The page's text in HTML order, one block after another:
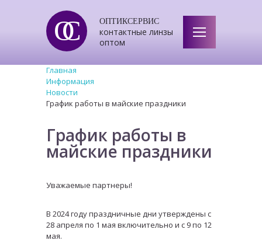
ОС ОПТИКСЕРВИС
контактные линзы
оптом
Главная
Информация
Новости
График работы в майские праздники
График работы в
майские праздники
Уважаемые партнеры!
В 2024 году праздничные дни утверждены с
28 апреля по 1 мая включительно и с 9 по 12
мая.